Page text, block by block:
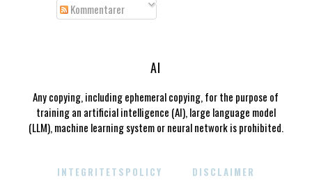
Kommentarer
AI
Any copying, including ephemeral copying, for the purpose of
training an artificial intelligence (AI), large language model
(LLM), machine learning system or neural network is prohibited.
INTEGRITETSPOLICY DISCLAIMER